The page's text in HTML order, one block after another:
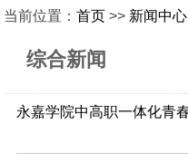
当前位置：首页 >> 新闻中心
综合新闻